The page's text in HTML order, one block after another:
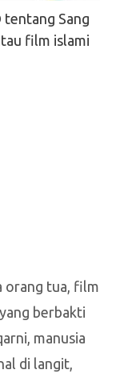
tentang Sang
film islami
orang tua film
berbakti
manusia
di langit